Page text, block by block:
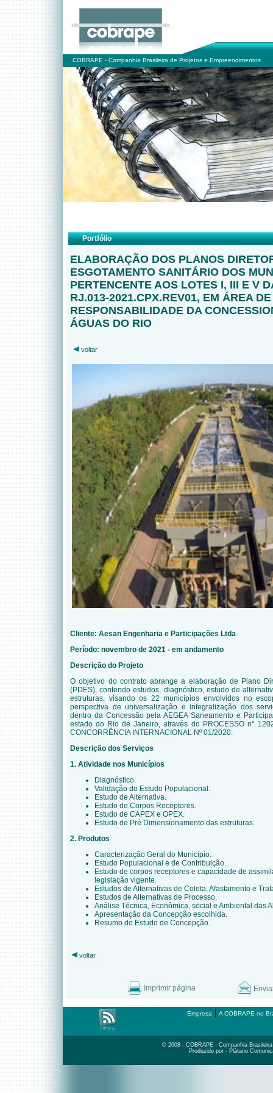
COBRAPE - Companhia Brasileira de Projetos e Empreendimentos
Portfólio
ELABORAÇÃO DOS PLANOS
ESGOTAMENTO SANITÁRIO DOS
PERTENCENTE AOS LOTES I, III E V
RJ.013-2021.CPX.REV01, EM ÁREA DE
RESPONSABILIDADE DA
ÁGUAS DO RIO
voltar
Cliente: Aesan Engenharia e Participações Ltda
Período: novembro de 2021 - em andamento
Descrição do Projeto
O objetivo do contrato abrange a elaboração de Plano
(PDES), contendo estudos, diagnóstico, estudo de
estruturas, visando os 22 municípios envolvidos no
perspectiva de universalização e integralização dos
dentro da Concessão pela AEGEA Saneamento e
estado do Rio de Janeiro, através do PROCESSO n°
CONCORRÊNCIA INTERNACIONAL Nº 01/2020.
Descrição dos Serviços
1. Atividade nos Municípios
Diagnóstico.
Validação do Estudo Populacional.
Estudo de Alternativa.
Estudo de Corpos Receptores.
Estudo de CAPEX e OPEX.
Estudo de Pré Dimensionamento das estruturas.
2. Produtos
Caracterização Geral do Município.
Estudo Populacional e de Contribuição.
Estudo de corpos receptores e capacidade de
legislação vigente.
Estudos de Alternativas de Coleta, Afastamento e
Estudos de Alternativas de Processo.
Análise Técnica, Econômica, social e Ambiental das
Apresentação da Concepção escolhida.
Resumo do Estudo de Concepção.
voltar
Imprimir página
Empresa | A COBRAPE no
© 2008 - COBRAPE - Companhia
Produzido por - Plátano